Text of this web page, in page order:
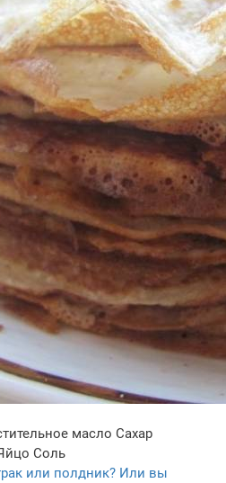
масло Сахар
Соль
или полдник? Или вы